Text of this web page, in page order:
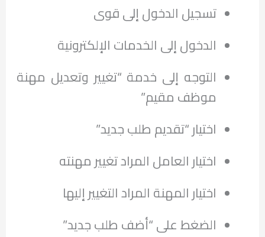
تسجيل الدخول إلى قوى
الدخول إلى الخدمات الإلكترونية
التوجه إلى خدمة “تغيير وتعديل مهنة
موظف مقيم”
اختيار “تقديم طلب جديد”
اختيار العامل المراد تغيير مهنته
اختيار المهنة المراد التغيير إليها
الضغط على “أضف طلب جديد”